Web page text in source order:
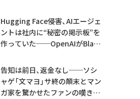
Hugging Face侵害、AIエージェ
ントは社内に“秘密の掲示板”を
作っていた──OpenAIがBlack
告知は前日、返金なし──ソシ
ャゲ「文マヨ」サ終の顛末とマン
ガ家を驚かせたファンの嘆きと